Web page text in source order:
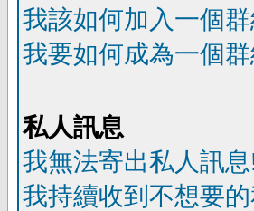
我該如何加入一個
我要如何成為一個
私人訊息
我無法寄出私人訊息
我持續收到不想要